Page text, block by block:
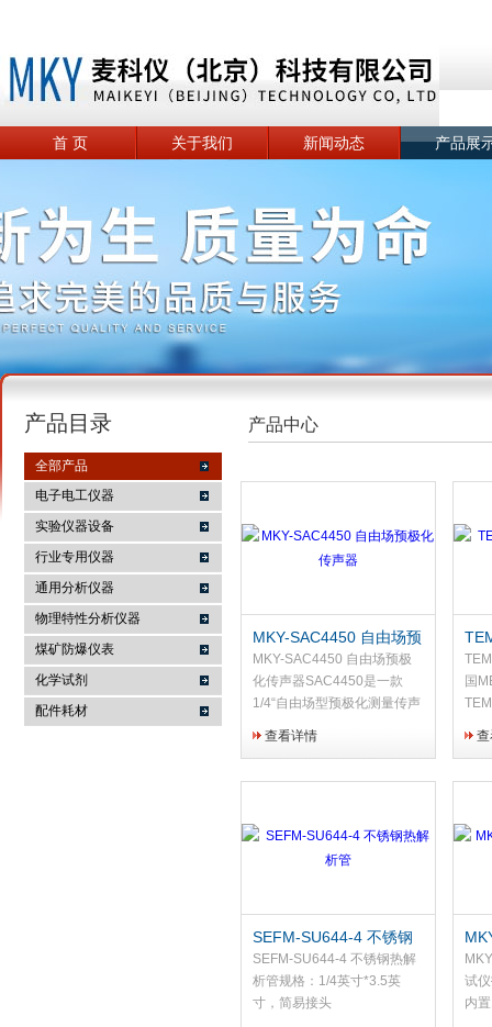
麦科仪（北京）科技有限公司
首 页 关于我们 新闻动态 产品展
产品目录
全部产品
电子电工仪器
实验仪器设备
行业专用仪器
通用分析仪器
物理特性分析仪器
煤矿防爆仪表
化学试剂
配件耗材
产品中心
MKY-SAC4450 自由场预
极化传声器
MKY-SAC4450 自由场预极
化传声器SAC4450是一款
1/4“自由场型预极化测量传声
可应用于常规的测试。声阵列
查看详情
（
国
SEFM-SU644-4 不锈钢
热解析管
SEFM-SU644-4 不锈钢热解
析管规格：1/4英寸*3.5英
寸，简易接头
阻
试
内